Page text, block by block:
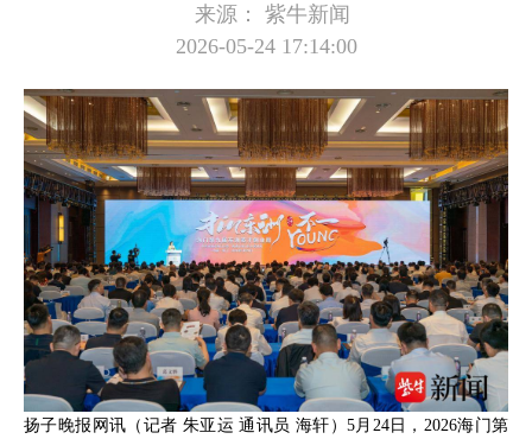
来源：
紫牛新闻
2026-05-24 17:14:00
扬子晚报网讯（记者 朱亚运 通讯员 海轩）5月24日，2026海门第